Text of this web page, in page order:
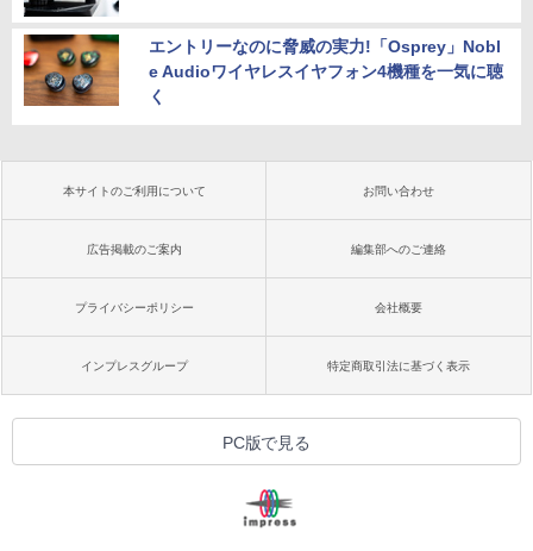
エントリーなのに脅威の実力!「Osprey」Nobl
e Audioワイヤレスイヤフォン4機種を一気に聴
く
本サイトのご利用について お問い合わせ
広告掲載のご案内 編集部へのご連絡
プライバシーポリシー 会社概要
インプレスグループ 特定商取引法に基づく表示
PC版で見る